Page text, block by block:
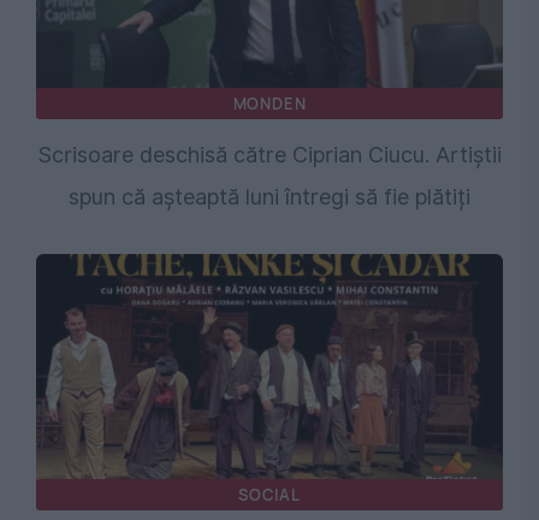
MONDEN
Scrisoare deschisă către Ciprian Ciucu. Artiștii
spun că așteaptă luni întregi să fie plătiți
SOCIAL